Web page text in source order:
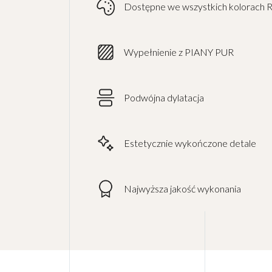
Dostępne we wszystkich kolorach
Wypełnienie z PIANY PUR
Podwójna dylatacja
Estetycznie wykończone detale
Najwyższa jakość wykonania